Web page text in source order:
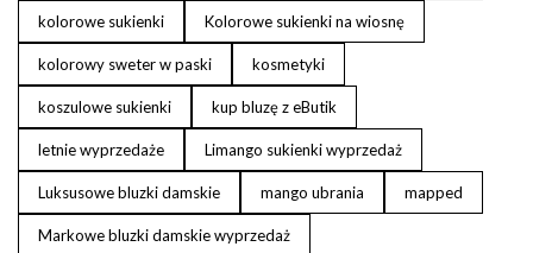
kolorowe sukienki Kolorowe sukienki na wiosnę
kolorowy sweter w paski kosmetyki
koszulowe sukienki kup bluzę z eButik
letnie wyprzedaże Limango sukienki wyprzedaż
Luksusowe bluzki damskie mango ubrania mapped
Markowe bluzki damskie wyprzedaż